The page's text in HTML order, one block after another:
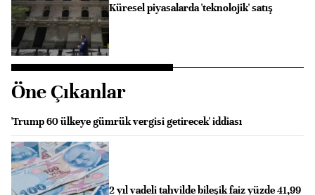
Küresel piyasalarda 'teknolojik' satış
Öne Çıkanlar
'Trump 60 ülkeye gümrük vergisi getirecek' iddiası
2 yıl vadeli tahvilde bileşik faiz yüzde 41,99